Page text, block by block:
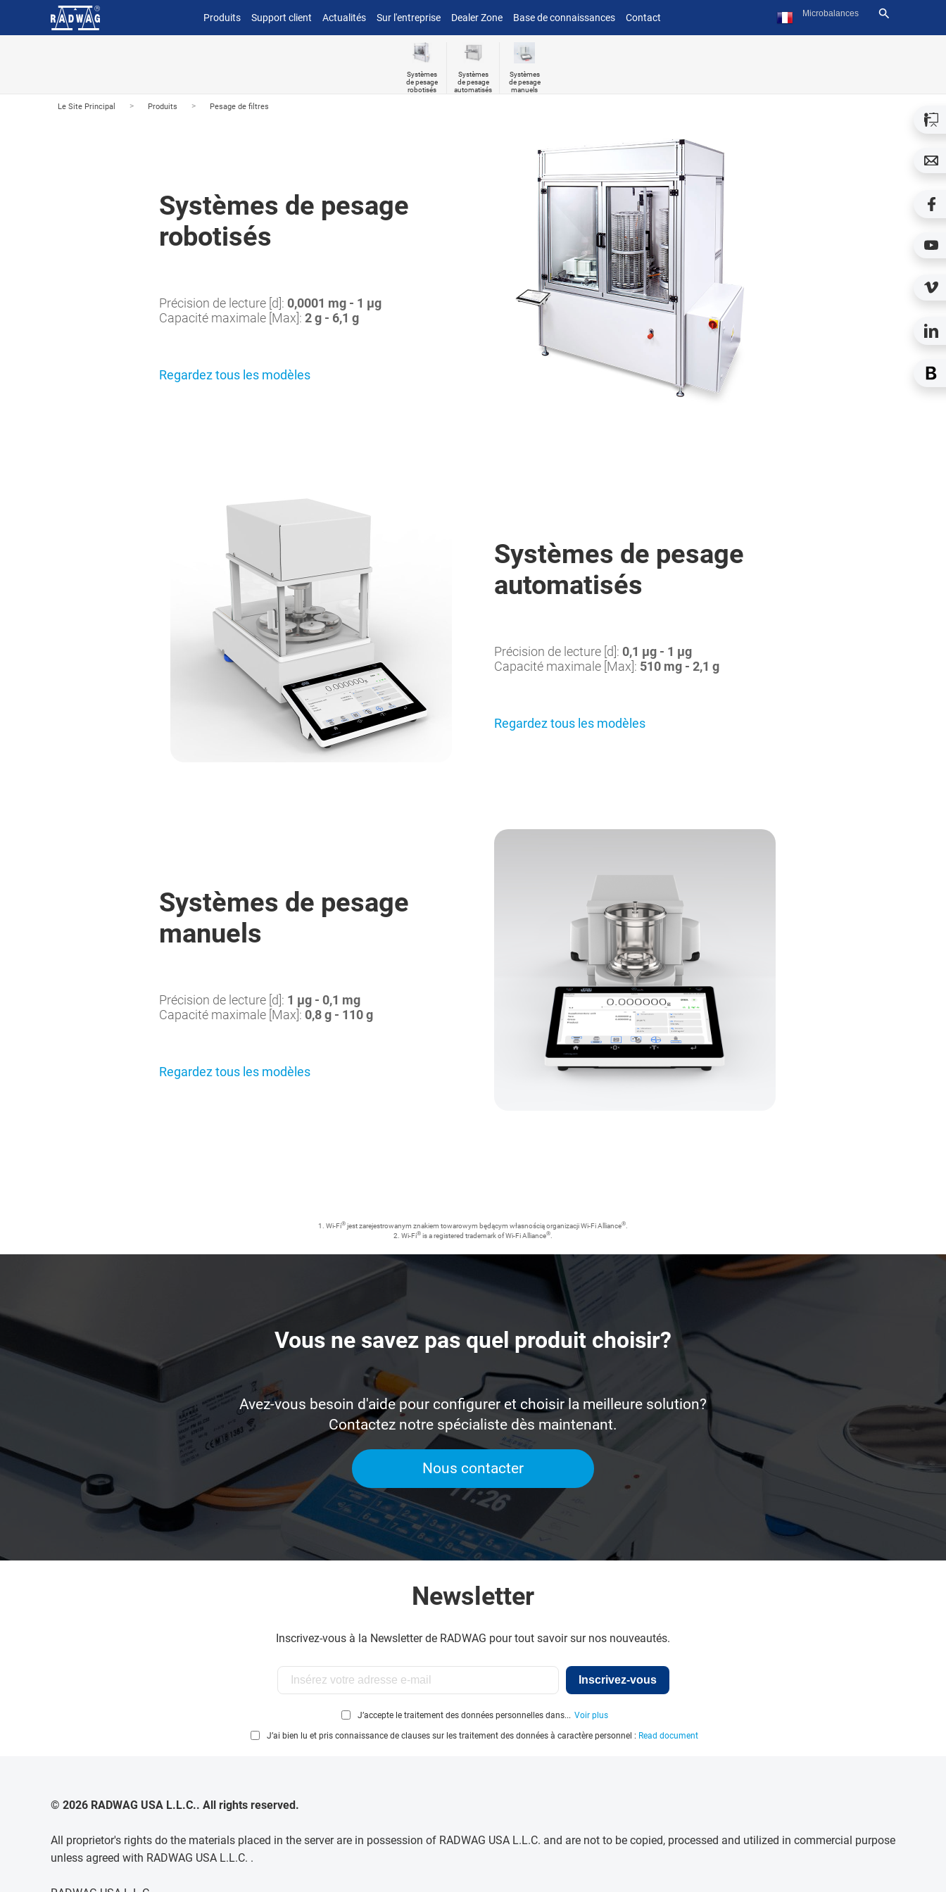
Produits Support client Actualités Sur l'entreprise Dealer Zone Base de connaissances Contact
Systèmes
de pesage
robotisés
Systèmes
de pesage
automatisés
Systèmes
de pesage
manuels
Le Site Principal > Produits > Pesage de filtres
Systèmes de pesage
robotisés
Précision de lecture [d]: 0,0001 mg - 1 µg
Capacité maximale [Max]: 2 g - 6,1 g
Regardez tous les modèles
Systèmes de pesage
automatisés
Précision de lecture [d]: 0,1 µg - 1 µg
Capacité maximale [Max]: 510 mg - 2,1 g
Regardez tous les modèles
Systèmes de pesage
manuels
Précision de lecture [d]: 1 µg - 0,1 mg
Capacité maximale [Max]: 0,8 g - 110 g
Regardez tous les modèles
1. Wi-Fi® jest zarejestrowanym znakiem towarowym będącym własnością organizacji Wi-Fi Alliance®.
2. Wi-Fi® is a registered trademark of Wi-Fi Alliance®.
Vous ne savez pas quel produit choisir?
Avez-vous besoin d'aide pour configurer et choisir la meilleure solution?
Contactez notre spécialiste dès maintenant.
Nous contacter
Newsletter
Inscrivez-vous à la Newsletter de RADWAG pour tout savoir sur nos nouveautés.
Inscrivez-vous
J’accepte le traitement des données personnelles dans... Voir plus
J’ai bien lu et pris connaissance de clauses sur les traitement des données à caractère personnel : Read document
© 2026 RADWAG USA L.L.C.. All rights reserved.
All proprietor's rights do the materials placed in the server are in possession of RADWAG USA L.L.C. and are not to be copied, processed and utilized in commercial purpose
unless agreed with RADWAG USA L.L.C. .